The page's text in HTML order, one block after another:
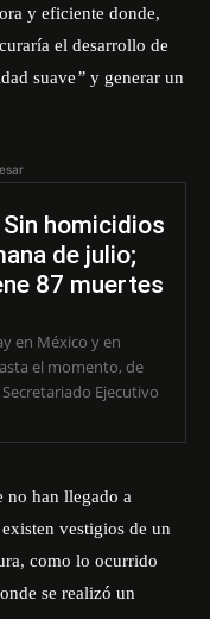
y eficiente donde,
el desarrollo de
suave” y generar un
Sin homicidios
de julio;
87 muertes
en México y en
Ejecutivo
no han llegado a
vestigios de un
como lo ocurrido
se realizó un